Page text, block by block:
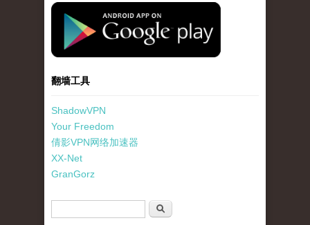
standard-icon-googleplay-app-store.png
翻墙工具
ShadowVPN
Your Freedom
倩影VPN网络加速器
XX-Net
GranGorz
搜索